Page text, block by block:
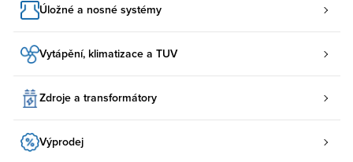
Úložné a nosné systémy
Vytápění, klimatizace a TUV
Zdroje a transformátory
Výprodej